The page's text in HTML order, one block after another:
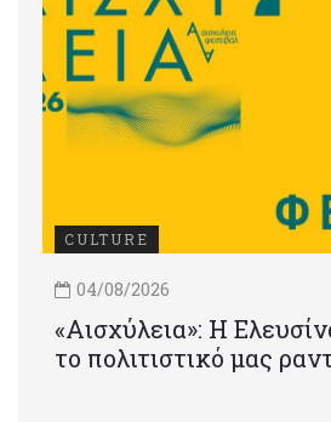
CULTURE
04/08/2026
«Αισχύλεια»: Η
το πολιτιστικό μας